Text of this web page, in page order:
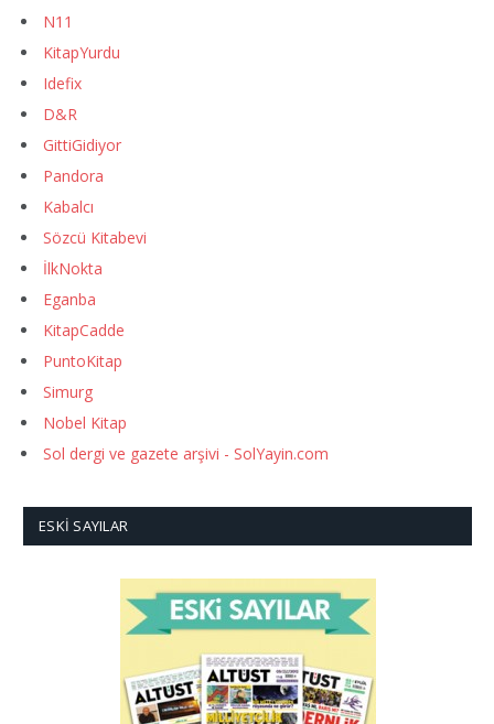
N11
KitapYurdu
Idefix
D&R
GittiGidiyor
Pandora
Kabalcı
Sözcü Kitabevi
İlkNokta
Eganba
KitapCadde
PuntoKitap
Simurg
Nobel Kitap
Sol dergi ve gazete arşivi - SolYayin.com
ESKI SAYILAR